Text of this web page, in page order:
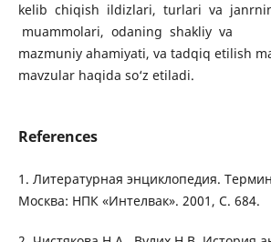
kelib chiqish ildizlari, turlari va
muammolari, odaning shakliy va
mazmuniy ahamiyati, va tadqiq etilish
mavzular haqida so‘z etiladi.
References
1. Литературная энциклопедия.
Москва: НПК «Интелвак». 2001, С. 684.